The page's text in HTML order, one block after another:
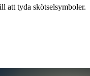
att tyda skötselsymboler.